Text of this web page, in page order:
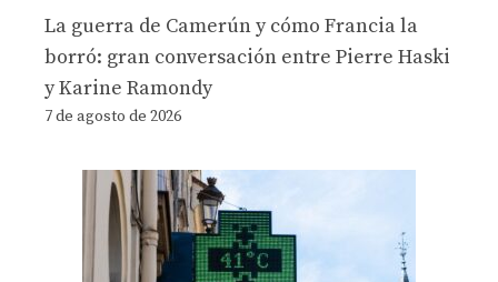
La guerra de Camerún y cómo Francia la
borró: gran conversación entre Pierre Haski
y Karine Ramondy
7 de agosto de 2026